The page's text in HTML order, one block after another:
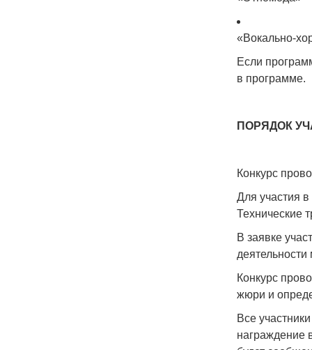
«Вокально-
Если
в программе.
ПОРЯДОК
Конкурс
Для участия
Технические
В заявке
Конкурс
жюри и
Все
награждение